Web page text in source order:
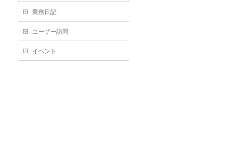
業務日記
ユーザー訪問
イベント